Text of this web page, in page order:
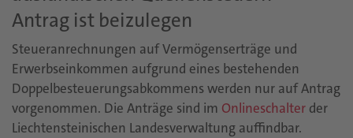
Antrag ist beizulegen
Steueranrechnungen auf Vermögenserträge und
Erwerbseinkommen aufgrund eines bestehenden
Doppelbesteuerungsabkommens werden nur auf Antrag
vorgenommen. Die Anträge sind im Onlineschalter der
Liechtensteinischen Landesverwaltung auffindbar.